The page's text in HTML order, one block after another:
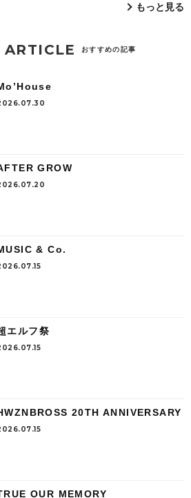
もっと見る
ARTICLE おすすめの記事
GROW
& Co.
エルフ祭
20TH ANNIVERSARY
OUR MEMORY